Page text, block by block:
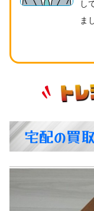
し
ま
宅配の買